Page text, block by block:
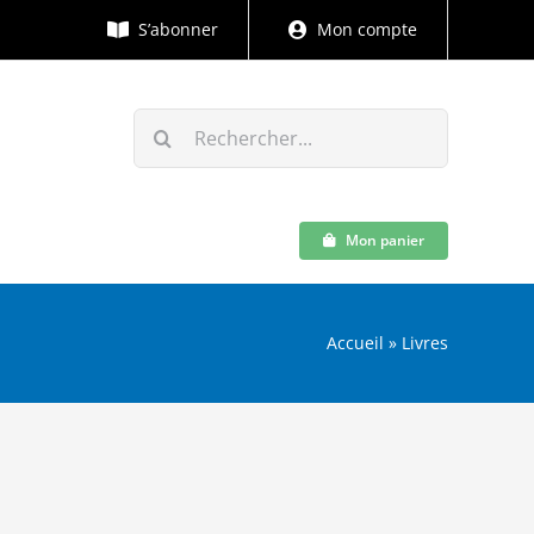
S’abonner Mon compte
Rechercher:
Mon panier
Accueil » Livres